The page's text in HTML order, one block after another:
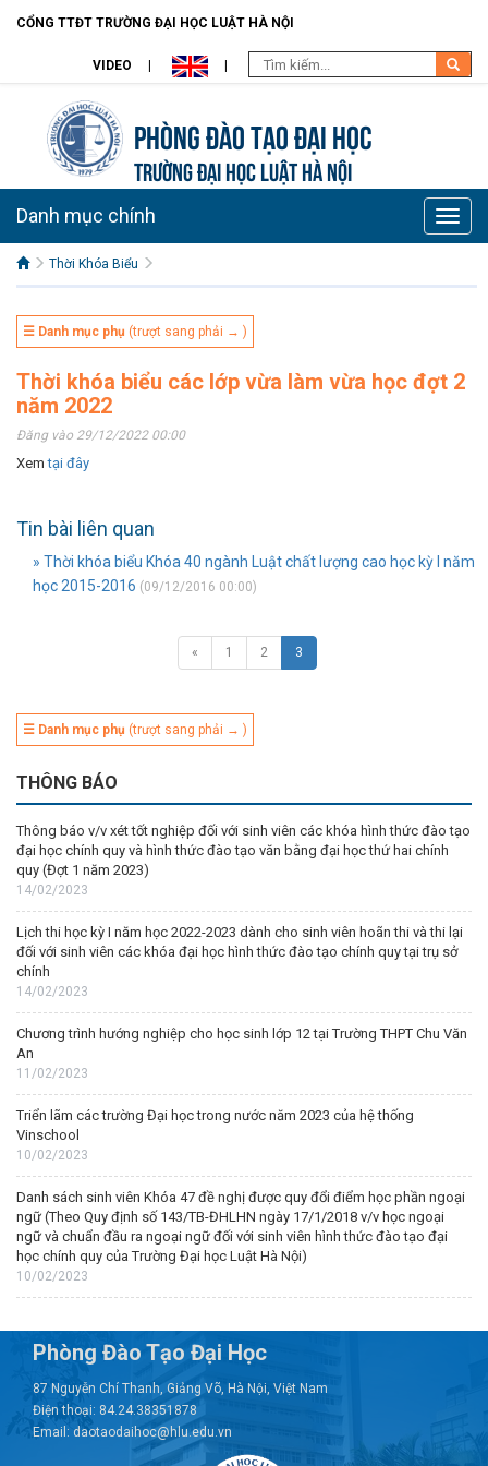
CỔNG TTĐT TRƯỜNG ĐẠI HỌC LUẬT HÀ NỘI
VIDEO
Phòng Đào Tạo đại học
TRƯỜNG ĐẠI HỌC LUẬT HÀ NỘI
Toggle
Danh mục chính
Thời Khóa Biểu
☰ Danh mục phụ (trượt sang phải → )
Thời khóa biểu các lớp vừa làm vừa học đợt 2
năm 2022
Đăng vào 29/12/2022 00:00
Xemtại đây
Tin bài liên quan
» Thời khóa biểu Khóa 40 ngành Luật chất lượng cao học kỳ I năm
học 2015-2016 (09/12/2016 00:00)
« 1 2 3
☰ Danh mục phụ (trượt sang phải → )
THÔNG BÁO
Thông báo v/v xét tốt nghiệp đối với sinh viên các khóa hình thức đào tạo
đại học chính quy và hình thức đào tạo văn bằng đại học thứ hai chính
quy (Đợt 1 năm 2023)
14/02/2023
Lịch thi học kỳ I năm học 2022-2023 dành cho sinh viên hoãn thi và thi lại
đối với sinh viên các khóa đại học hình thức đào tạo chính quy tại trụ sở
chính
14/02/2023
Chương trình hướng nghiệp cho học sinh lớp 12 tại Trường THPT Chu Văn
An
11/02/2023
Triển lãm các trường Đại học trong nước năm 2023 của hệ thống
Vinschool
10/02/2023
Danh sách sinh viên Khóa 47 đề nghị được quy đổi điểm học phần ngoại
ngữ (Theo Quy định số 143/TB-ĐHLHN ngày 17/1/2018 v/v học ngoại
ngữ và chuẩn đầu ra ngoại ngữ đối với sinh viên hình thức đào tạo đại
học chính quy của Trường Đại học Luật Hà Nội)
10/02/2023
Phòng Đào Tạo Đại Học
87 Nguyễn Chí Thanh, Giảng Võ, Hà Nội, Việt Nam
Điện thoại: 84.24.38351878
Email: daotaodaihoc@hlu.edu.vn